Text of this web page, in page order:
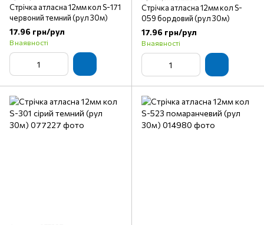
Стрічка атласна 12мм кол S-171
червоний темний (рул 30м)
17.96 грн/рул
В наявності
Стрічка атласна 12мм кол S-
059 бордовий (рул 30м)
17.96 грн/рул
В наявності